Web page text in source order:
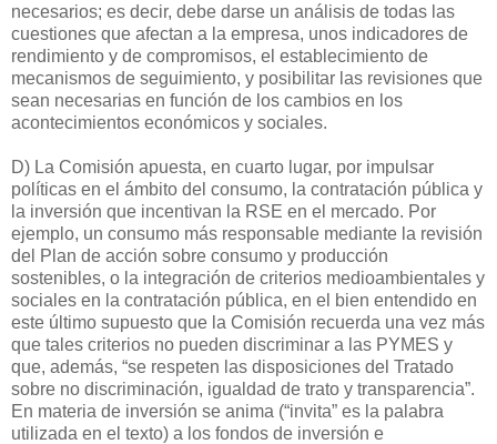
necesarios; es decir, debe darse un análisis de todas las
cuestiones que afectan a la empresa, unos indicadores de
rendimiento y de compromisos, el establecimiento de
mecanismos de seguimiento, y posibilitar las revisiones que
sean necesarias en función de los cambios en los
acontecimientos económicos y sociales.
D) La Comisión apuesta, en cuarto lugar, por impulsar
políticas en el ámbito del consumo, la contratación pública y
la inversión que incentivan la RSE en el mercado. Por
ejemplo, un consumo más responsable mediante la revisión
del Plan de acción sobre consumo y producción
sostenibles, o la integración de criterios medioambientales y
sociales en la contratación pública, en el bien entendido en
este último supuesto que la Comisión recuerda una vez más
que tales criterios no pueden discriminar a las PYMES y
que, además, “se respeten las disposiciones del Tratado
sobre no discriminación, igualdad de trato y transparencia”.
En materia de inversión se anima (“invita” es la palabra
utilizada en el texto) a los fondos de inversión e